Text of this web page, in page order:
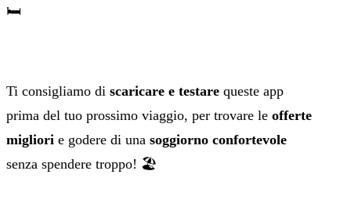
🛏️
Ti consigliamo di scaricare e testare queste app
prima del tuo prossimo viaggio, per trovare le offerte
migliori e godere di una soggiorno confortevole
senza spendere troppo! 🏖️